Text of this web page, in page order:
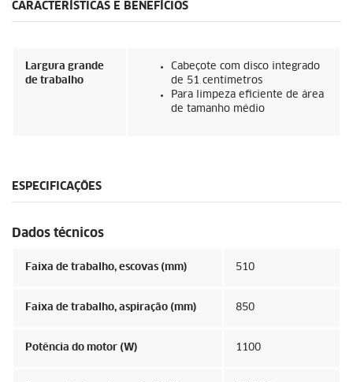
CARACTERÍSTICAS E BENEFÍCIOS
Largura grande
de trabalho
Cabeçote com disco integrado
de 51 centímetros
Para limpeza eficiente de área
de tamanho médio
ESPECIFICAÇÕES
Dados técnicos
Faixa de trabalho, escovas (mm) 510
Faixa de trabalho, aspiração (mm) 850
Potência do motor (W) 1100